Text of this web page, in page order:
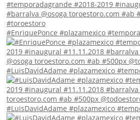
#EnriquePonce #plazamexico
#LuisDavidAdame #plazamexico
#LuisDavidAdame #plazamexico